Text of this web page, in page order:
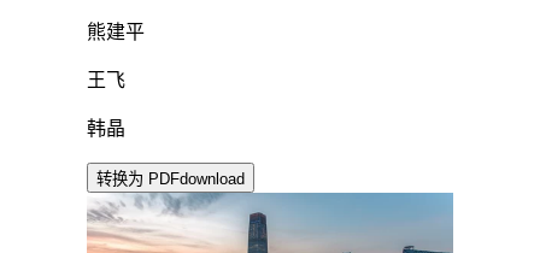
熊建平
王飞
韩晶
转换为 PDFdownload